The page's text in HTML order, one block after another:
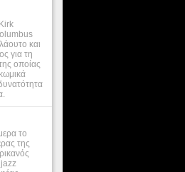
και
για τη
οποίας
το
της
jazz